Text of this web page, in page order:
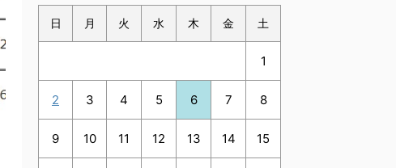
日 月 火 水 木 金 土
1
2 3 4 5 6 7 8
9 10 11 12 13 14 15